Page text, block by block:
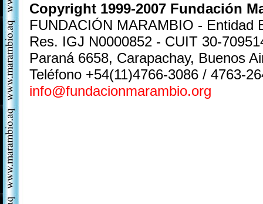
Copyright 1999-2007 Fundación
FUNDACIÓN MARAMBIO - Entidad
Res. IGJ N0000852 - CUIT 30-
Paraná 6658, Carapachay, Buenos
Teléfono +54(11)4766-3086 / 4763-
info@fundacionmarambio.org